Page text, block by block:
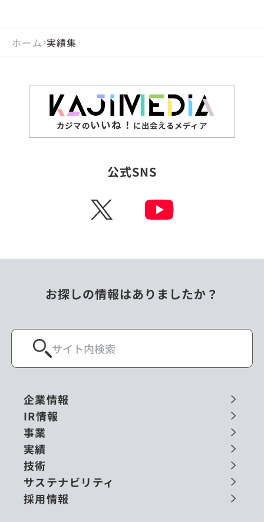
ホーム 実績集
カジマのいいね！ に出会えるメディア
公式SNS
X
お探しの情報はありましたか？
企業情報
IR情報
事業
実績
技術
サステナビリティ
採用情報